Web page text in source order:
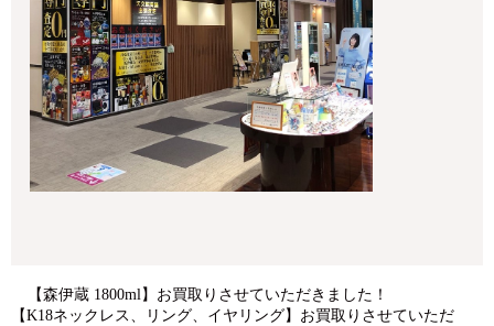
【森伊蔵 1800ml】お買取りさせていただきました！
【K18ネックレス、リング、イヤリング】お買取りさせていただ